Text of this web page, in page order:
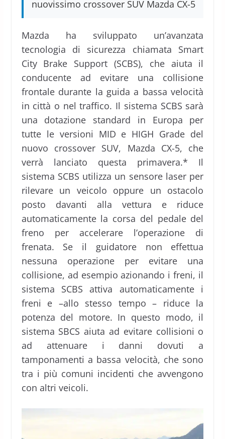
nuovissimo crossover SUV Mazda CX-5
Mazda ha sviluppato un’avanzata
tecnologia di sicurezza chiamata Smart
City Brake Support (SCBS), che aiuta il
conducente ad evitare una collisione
frontale durante la guida a bassa velocità
in città o nel traffico. Il sistema SCBS sarà
una dotazione standard in Europa per
tutte le versioni MID e HIGH Grade del
nuovo crossover SUV, Mazda CX-5, che
verrà lanciato questa primavera.* Il
sistema SCBS utilizza un sensore laser per
rilevare un veicolo oppure un ostacolo
posto davanti alla vettura e riduce
automaticamente la corsa del pedale del
freno per accelerare l’operazione di
frenata. Se il guidatore non effettua
nessuna operazione per evitare una
collisione, ad esempio azionando i freni, il
sistema SCBS attiva automaticamente i
freni e –allo stesso tempo – riduce la
potenza del motore. In questo modo, il
sistema SBCS aiuta ad evitare collisioni o
ad attenuare i danni dovuti a
tamponamenti a bassa velocità, che sono
tra i più comuni incidenti che avvengono
con altri veicoli.